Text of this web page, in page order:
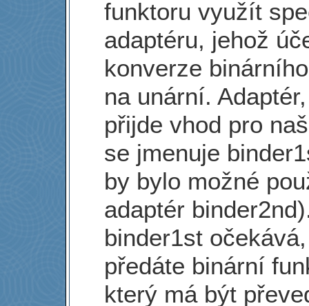
funktoru využít
adaptéru, jehož
konverze
na unární.
přijde vhod pro
se jmenuje
by bylo možné
adaptér
binder1st
předáte binární
který má být